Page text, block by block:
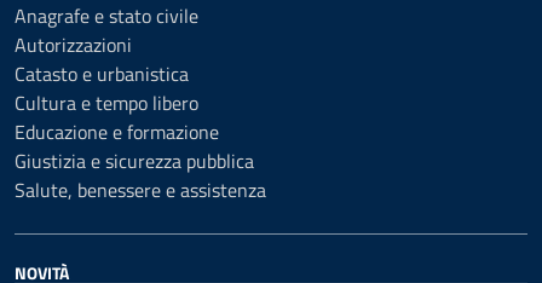
Anagrafe e stato civile
Autorizzazioni
Catasto e urbanistica
Cultura e tempo libero
Educazione e formazione
Giustizia e sicurezza pubblica
Salute, benessere e assistenza
NOVITÀ